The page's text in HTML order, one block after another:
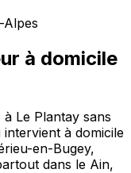
à domicile
Le Plantay sans
à domicile
en-Bugey,
dans le Ain,